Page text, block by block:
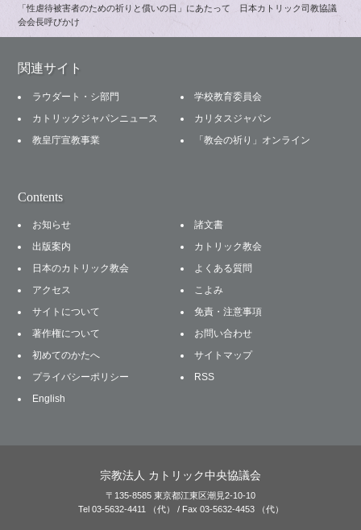
「性虐待被害者のための祈りと償いの日」にあたって 日本カトリック司教協議
会会長呼びかけ
関連サイト
ラウダート・シ部門
学校教育委員会
カトリックジャパンニュース
カリタスジャパン
教皇庁宣教事業
「教会の祈り」オンライン
Contents
お知らせ
諸文書
出版案内
カトリック教会
日本のカトリック教会
よくある質問
アクセス
こよみ
サイトについて
免責・注意事項
著作権について
お問い合わせ
初めてのかたへ
サイトマップ
プライバシーポリシー
RSS
English
宗教法人 カトリック中央協議会
〒135-8585 東京都江東区潮見2-10-10
Tel 03-5632-4411 （代） / Fax 03-5632-4453 （代）